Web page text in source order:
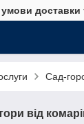
Сад-
від